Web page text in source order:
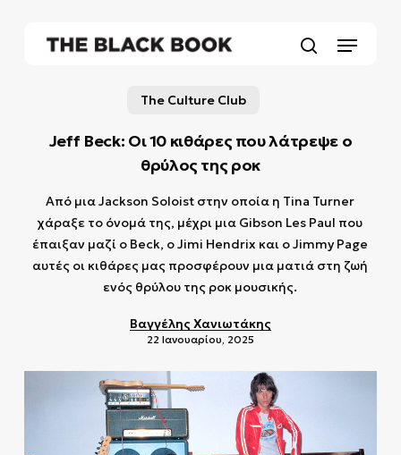
Menu
The Culture Club
Jeff Beck: Οι 10 κιθάρες που λάτρεψε ο
θρύλος της ροκ
Από μια Jackson Soloist στην οποία η Tina Turner
χάραξε το όνομά της, μέχρι μια Gibson Les Paul που
έπαιξαν μαζί ο Beck, ο Jimi Hendrix και ο Jimmy Page
αυτές οι κιθάρες μας προσφέρουν μια ματιά στη ζωή
ενός θρύλου της ροκ μουσικής.
Βαγγέλης Χανιωτάκης
22 Ιανουαρίου, 2025